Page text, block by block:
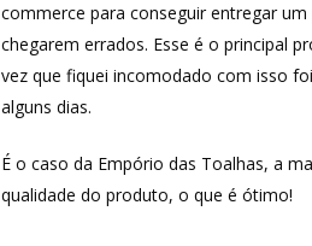
commerce para conseguir entregar
chegarem errados. Esse é o principal
vez que fiquei incomodado com isso
alguns dias.
É o caso da Empório das Toalhas, a
qualidade do produto, o que é ótimo!